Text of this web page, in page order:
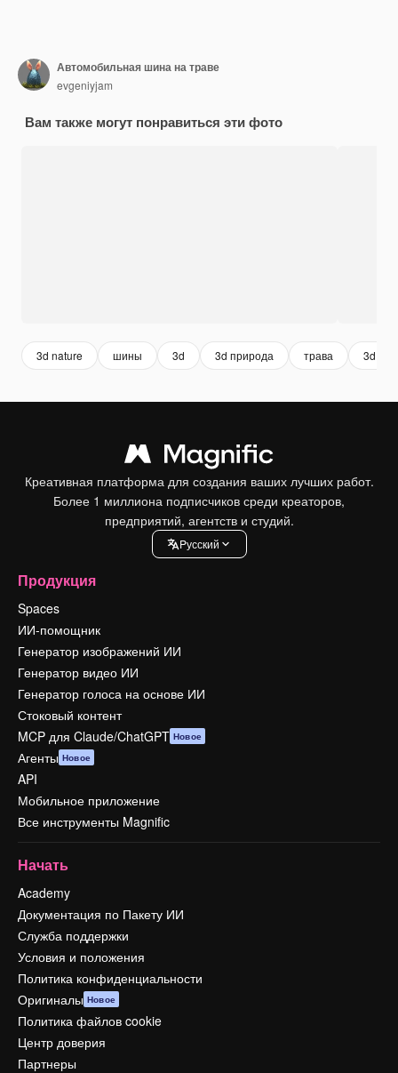
Автомобильная шина на траве
evgeniyjam
Вам также могут понравиться эти фото
3d nature шины 3d 3d природа трава 3d
Креативная платформа для создания ваших лучших работ.
Более 1 миллиона подписчиков среди креаторов,
предприятий, агентств и студий.
Pусский
Продукция
Spaces
ИИ-помощник
Генератор изображений ИИ
Генератор видео ИИ
Генератор голоса на основе ИИ
Стоковый контент
MCP для Claude/ChatGPT Новое
Агенты Новое
API
Мобильное приложение
Все инструменты Magnific
Начать
Academy
Документация по Пакету ИИ
Служба поддержки
Условия и положения
Политика конфиденциальности
Оригиналы Новое
Политика файлов cookie
Центр доверия
Партнеры